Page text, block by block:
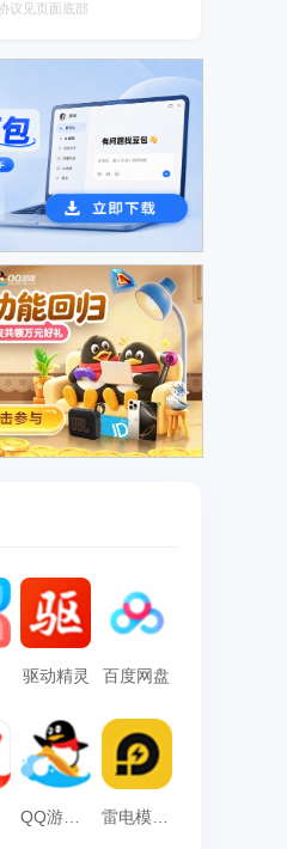
议见页面底部
驱动精灵 百度网盘
雷电模拟器